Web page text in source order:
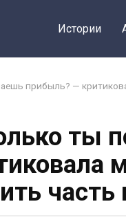
Истории
прибыль? —
ты